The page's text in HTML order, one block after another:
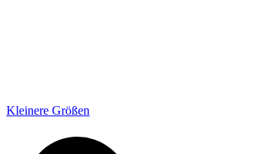
Kleinere Größen